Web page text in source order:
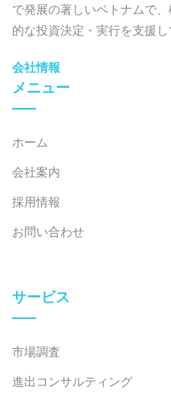
で発展の著しいベトナムで
的な投資決定・実行を支援し
会社情報
メニュー
ホーム
会社案内
採用情報
お問い合わせ
サービス
市場調査
進出コンサルティング